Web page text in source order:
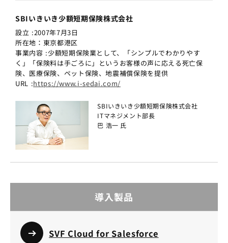
SBIいきいき少額短期保険株式会社
設立 :2007年7月3日
所在地：東京都港区
事業内容 :少額短期保険業として、「シンプルでわかりやす
く」「保険料は手ごろに」というお客様の声に応える死亡保
険、医療保険、ペット保険、地震補償保険を提供
URL :https://www.i-sedai.com/
SBIいきいき少額短期保険株式会社
ITマネジメント部長
巴 浩一 氏
導入製品
SVF Cloud for Salesforce